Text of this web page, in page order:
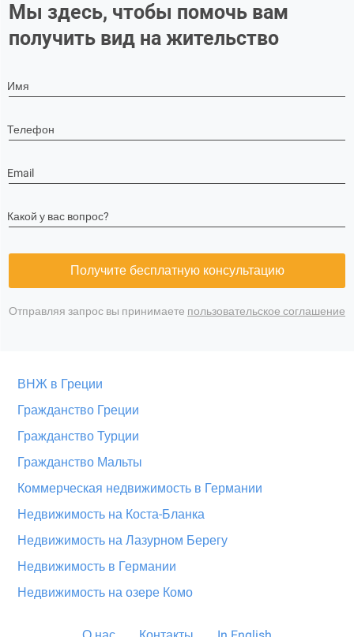
Мы здесь, чтобы помочь вам
получить вид на жительство
Имя
Телефон
Email
Какой у вас вопрос?
Получите бесплатную консультацию
Отправляя запрос вы принимаете пользовательское соглашение
ВНЖ в Греции
Гражданство Греции
Гражданство Турции
Гражданство Мальты
Коммерческая недвижимость в Германии
Недвижимость на Коста-Бланка
Недвижимость на Лазурном Берегу
Недвижимость в Германии
Недвижимость на озере Комо